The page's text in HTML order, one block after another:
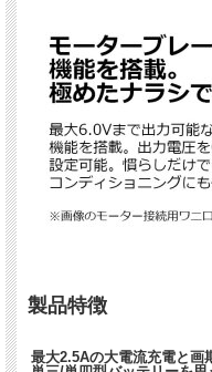
製品特徴
最大2.5Aの大電流充電と画